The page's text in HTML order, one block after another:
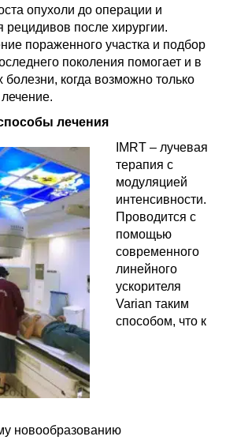
опухоли до операции и
после хирургии.
пораженного участка и подбор
поколения помогает и в
болезни, когда возможно только
лечения
IMRT – лучевая
терапия с
модуляцией
интенсивности.
Проводится с
помощью
современного
линейного
ускорителя
Varian таким
способом, что к
новообразованию